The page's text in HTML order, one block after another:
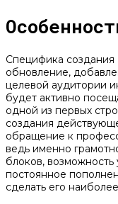
Специфика создания
обновление,
целевой аудитории
будет активно
одной из первых
создания
обращение к
ведь именно
блоков, возможность
постоянное
сделать его